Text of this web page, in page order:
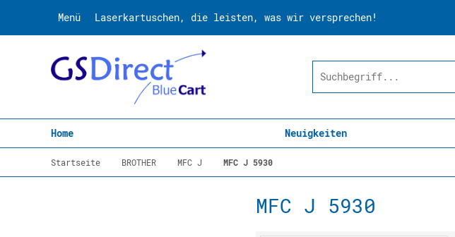
Menü Laserkartuschen, die leisten, was wir versprechen!
Home Neuigkeiten
Startseite BROTHER MFC J MFC J 5930
MFC J 5930